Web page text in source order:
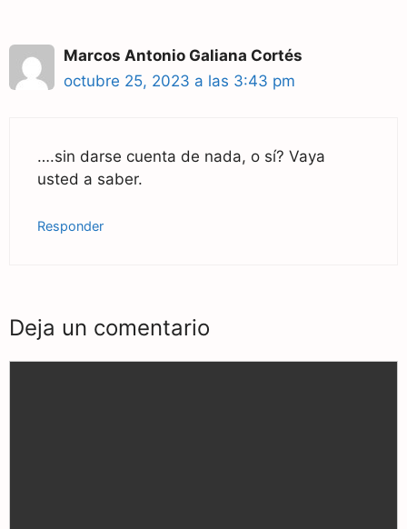
Marcos Antonio Galiana Cortés
octubre 25, 2023 a las 3:43 pm
….sin darse cuenta de nada, o sí? Vaya
usted a saber.
Responder
Deja un comentario